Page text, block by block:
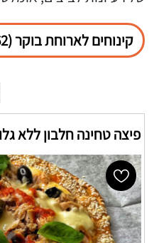
קינוחים לארוחת בוקר (62)
פיצה טחינה חלבון ללא